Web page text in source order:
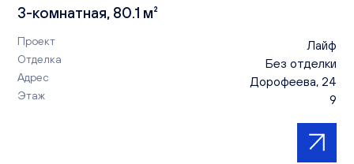
3-комнатная, 80.1 м²
Проект Лайф
Отделка Без отделки
Адрес Дорофеева, 24
Этаж 9